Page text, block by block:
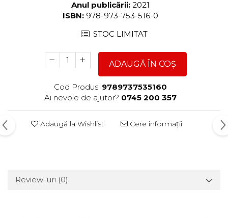
Anul publicării: 2021
ISBN: 978-973-753-516-0
STOC LIMITAT
ADAUGĂ ÎN COȘ
Cod Produs: 9789737535160
Ai nevoie de ajutor? 0745 200 357
Adaugă la Wishlist Cere informații
Review-uri (0)